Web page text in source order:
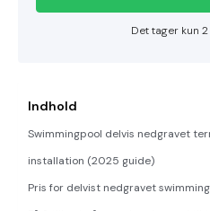
Det tager kun
Indhold
Swimmingpool delvis nedgravet
installation (2025 guide)
Pris for delvist nedgravet